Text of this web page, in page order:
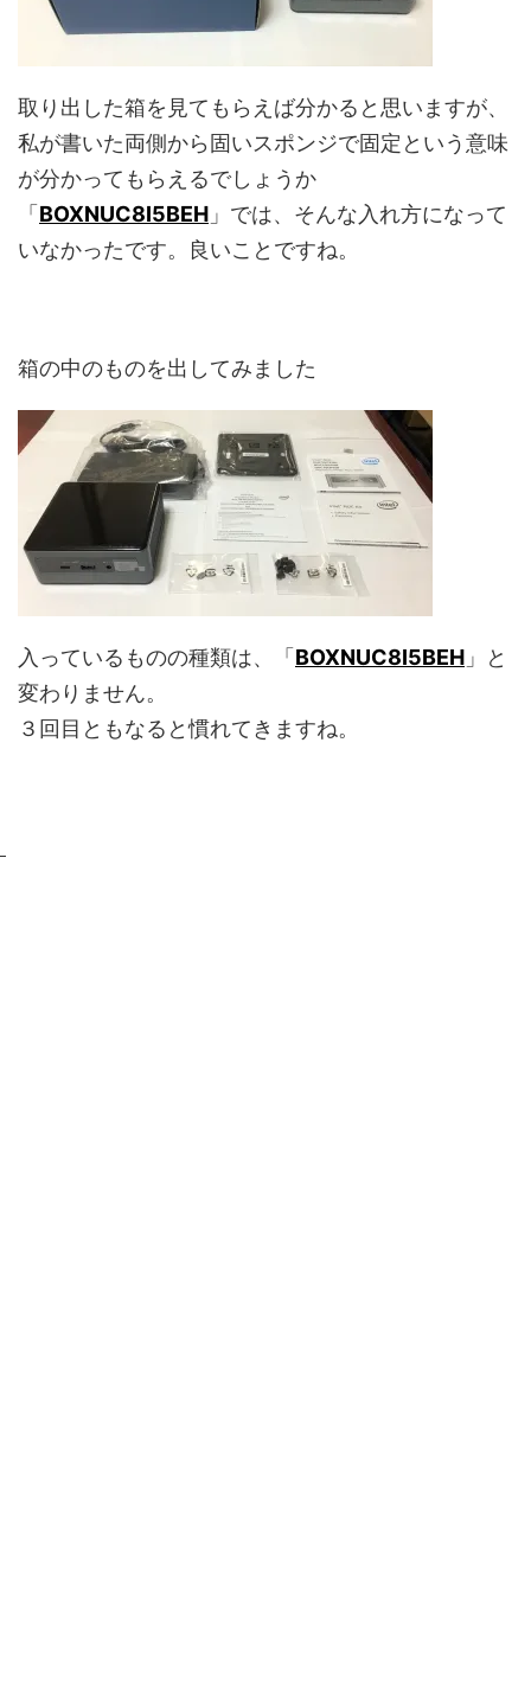
取り出した箱を見てもらえば分かると思いますが、
私が書いた両側から固いスポンジで固定という意味
が分かってもらえるでしょうか
「 BOXNUC8I5BEH 」では、そんな入れ方になって
いなかったです。良いことですね。
箱の中のものを出してみました
入っているものの種類は、「 BOXNUC8I5BEH 」と
変わりません。
３回目ともなると慣れてきますね。